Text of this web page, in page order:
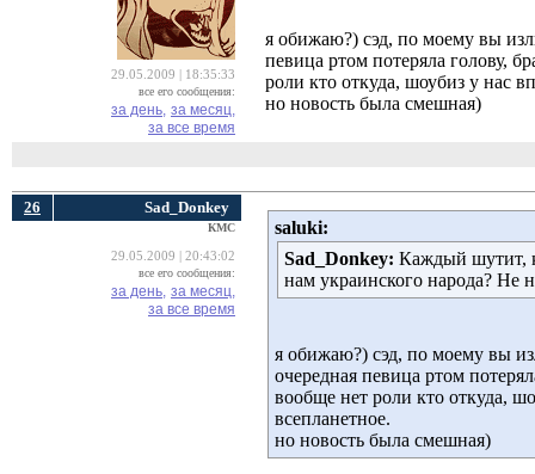
29.05.2009 | 18:35:33
все его сообщения:
за день, за месяц,
за все время
я обижаю?) сэд, по моему вы
певица ртом потеряла голову,
роли кто откуда, шоубиз у нас
но новость была смешная)
26 Sad_Donkey
КМС
29.05.2009 | 20:43:02
все его сообщения:
за день, за месяц,
за все время
saluki:
Sad_Donkey: Каждый шутит,
нам украинского народа? Не
я обижаю?) сэд, по моему вы
очередная певица ртом
вообще нет роли кто откуда,
всепланетное.
но новость была смешная)